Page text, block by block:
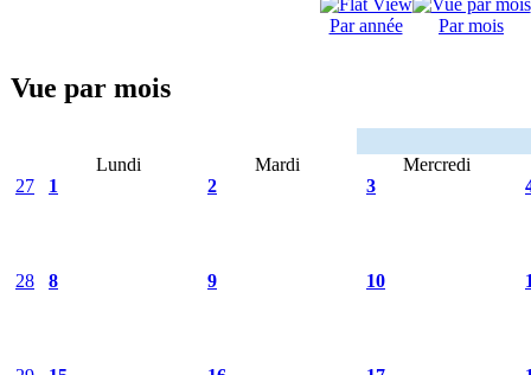
Par année Par mois
Vue par mois
Lundi Mardi
Mercredi
27
1 2 3
28 8 9 10